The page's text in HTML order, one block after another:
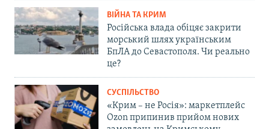
ВІЙНА ТА КРИМ
Російська влада обіцяє закрити
морський шлях українським
БпЛА до Севастополя. Чи реально
це?
СУСПІЛЬСТВО
«Крим – не Росія»: маркетплейс
Ozon припинив прийом нових